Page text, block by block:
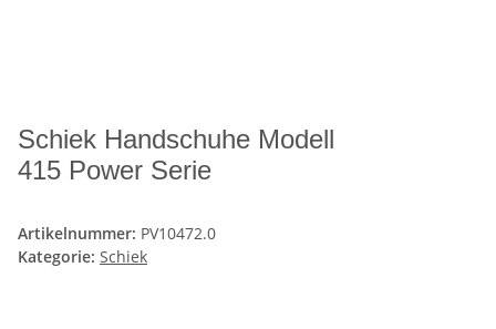
Schiek Handschuhe Modell
415 Power Serie
Artikelnummer: PV10472.0
Kategorie: Schiek